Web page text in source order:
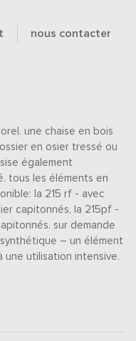
nous contacter
une chaise en bois
en osier tressé ou
également
tous les éléments en
la 215 rf - avec
capitonnés, la 215pf -
sur demande
– un élément
une utilisation intensive.